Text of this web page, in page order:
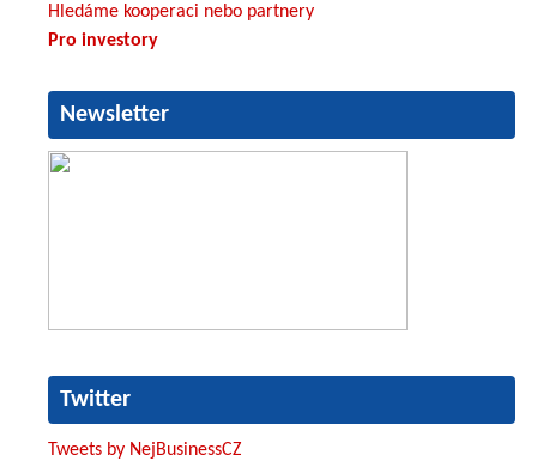
Hledáme kooperaci nebo partnery
Pro investory
Newsletter
Twitter
Tweets by NejBusinessCZ